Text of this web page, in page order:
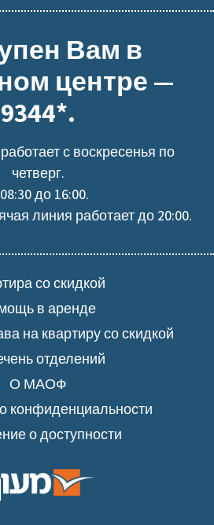
Вам в
центре —
9344*.
с воскресенья по
четверг.
до 16:00.
линия работает до 20:00.
со скидкой
в аренде
на квартиру со скидкой
отделений
О МАОФ
конфиденциальности
о доступности